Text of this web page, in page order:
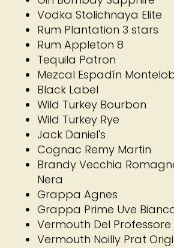
Vodka Stolichnaya Elite
Rum Plantation 3 stars
Rum Appleton 8
Tequila Patron
Mezcal Espadín
Black Label
Wild Turkey Bourbon
Wild Turkey Rye
Jack Daniel's
Cognac Remy Martin
Brandy Vecchia
Nera
Grappa Agnes
Grappa Prime Uve
Vermouth Del Professore
Vermouth Noilly Prat